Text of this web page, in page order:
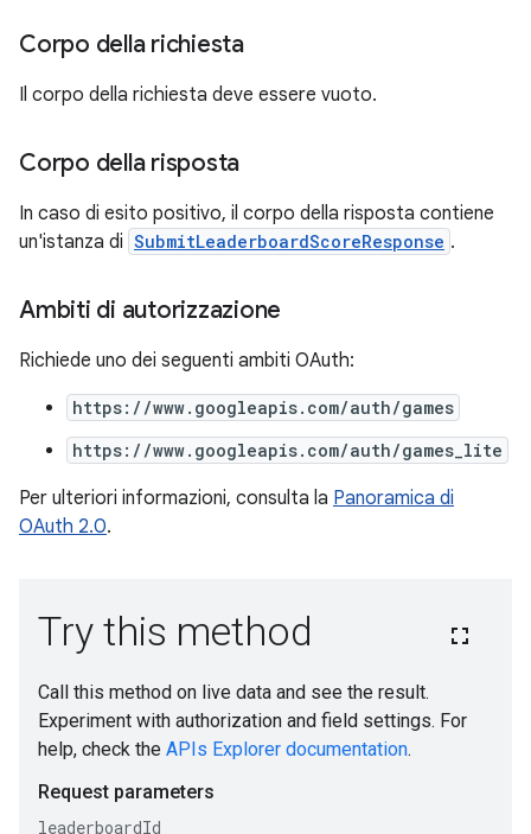
Corpo della richiesta
Il corpo della richiesta deve essere vuoto.
Corpo della risposta
In caso di esito positivo, il corpo della risposta contiene
un'istanza di SubmitLeaderboardScoreResponse .
Ambiti di autorizzazione
Richiede uno dei seguenti ambiti OAuth:
https://www.googleapis.com/auth/games
https://www.googleapis.com/auth/games_lite
Per ulteriori informazioni, consulta la Panoramica di
OAuth 2.0.